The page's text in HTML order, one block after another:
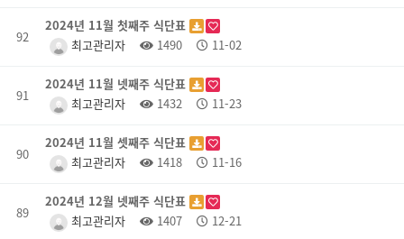
92
2024년 11월 첫째주 식단표
최고관리자
1490 11-02
91
2024년 11월 넷째주 식단표
최고관리자
1432 11-23
90
2024년 11월 셋째주 식단표
최고관리자
1418 11-16
89
2024년 12월 넷째주 식단표
최고관리자
1407 12-21